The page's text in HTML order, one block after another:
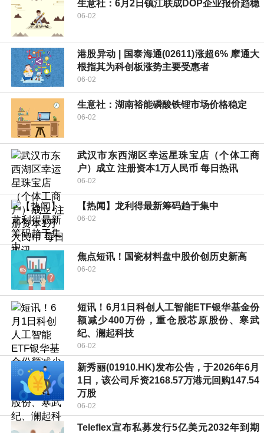
生意社：6月2日镇江联成DOP企业报价趋稳
06-02
港股异动 | 国泰海通(02611)涨超6% 摩通大
根指其为科创板涨势主要受惠者
06-02
生意社：湖南裕能磷酸铁锂市场价格稳定
06-02
武汉市东西湖区幸运星珠宝店（个体工商
户）成立 注册资本1万人民币 每日热讯
06-02
【热闻】龙利得最新筹码趋于集中
06-02
焦点短讯！国瓷材料盘中股价创历史新高
06-02
短讯！6月1日科创人工智能ETF银华基金份
额减少400万份，重仓股芯原股份、寒武
纪、澜起科技
06-02
新秀丽(01910.HK)发布公告，于2026年6月
1日，该公司斥资2168.57万港元回购147.54
万股
06-02
Teleflex宣布私募发行5亿美元2032年到期